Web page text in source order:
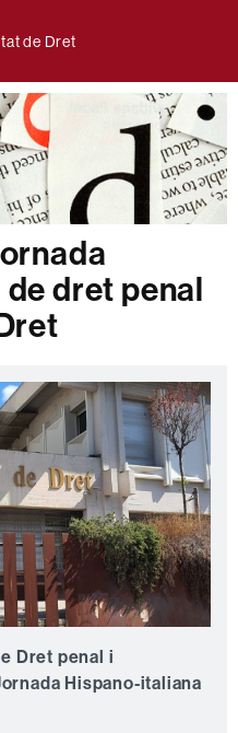
de Dret
dret penal
Dret penal i
Hispano-italiana